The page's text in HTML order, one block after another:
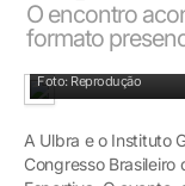
O encontro
formato
Foto: Reprodução
A Ulbra e o Instituto
Congresso